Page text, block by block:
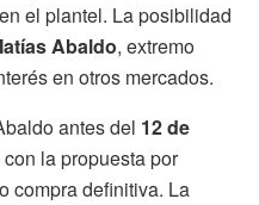
el plantel. La posibilidad
Abaldo, extremo
en otros mercados.
antes del 12 de
la propuesta por
compra definitiva. La